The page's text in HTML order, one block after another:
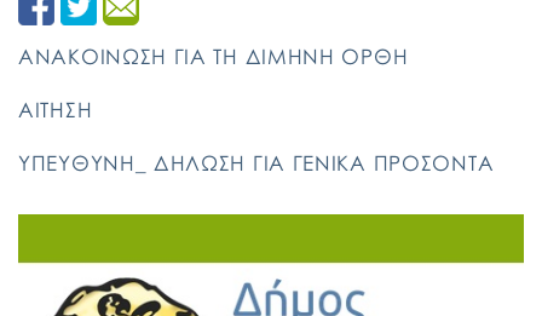
ΑΝΑΚΟΙΝΩΣΗ ΓΙΑ ΤΗ ΔΙΜΗΝΗ ΟΡΘΗ
ΑΙΤΗΣΗ
ΥΠΕΥΘΥΝΗ_ ΔΗΛΩΣΗ ΓΙΑ ΓΕΝΙΚΑ ΠΡΟΣΟΝΤΑ